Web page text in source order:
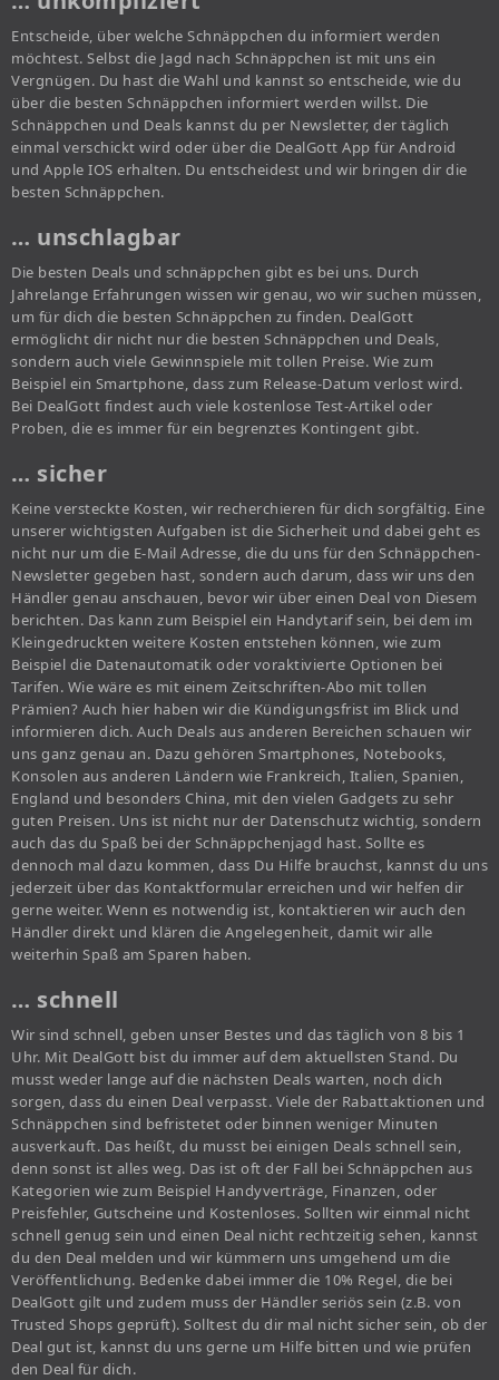
Entscheide, über welche Schnäppchen du informiert werden
möchtest. Selbst die Jagd nach Schnäppchen ist mit uns ein
Vergnügen. Du hast die Wahl und kannst so entscheide, wie du
über die besten Schnäppchen informiert werden willst. Die
Schnäppchen und Deals kannst du per Newsletter, der täglich
einmal verschickt wird oder über die DealGott App für Android
und Apple IOS erhalten. Du entscheidest und wir bringen dir die
besten Schnäppchen.
… unschlagbar
Die besten Deals und schnäppchen gibt es bei uns. Durch
Jahrelange Erfahrungen wissen wir genau, wo wir suchen müssen,
um für dich die besten Schnäppchen zu finden. DealGott
ermöglicht dir nicht nur die besten Schnäppchen und Deals,
sondern auch viele Gewinnspiele mit tollen Preise. Wie zum
Beispiel ein Smartphone, dass zum Release-Datum verlost wird.
Bei DealGott findest auch viele kostenlose Test-Artikel oder
Proben, die es immer für ein begrenztes Kontingent gibt.
… sicher
Keine versteckte Kosten, wir recherchieren für dich sorgfältig. Eine
unserer wichtigsten Aufgaben ist die Sicherheit und dabei geht es
nicht nur um die E-Mail Adresse, die du uns für den Schnäppchen-
Newsletter gegeben hast, sondern auch darum, dass wir uns den
Händler genau anschauen, bevor wir über einen Deal von Diesem
berichten. Das kann zum Beispiel ein Handytarif sein, bei dem im
Kleingedruckten weitere Kosten entstehen können, wie zum
Beispiel die Datenautomatik oder voraktivierte Optionen bei
Tarifen. Wie wäre es mit einem Zeitschriften-Abo mit tollen
Prämien? Auch hier haben wir die Kündigungsfrist im Blick und
informieren dich. Auch Deals aus anderen Bereichen schauen wir
uns ganz genau an. Dazu gehören Smartphones, Notebooks,
Konsolen aus anderen Ländern wie Frankreich, Italien, Spanien,
England und besonders China, mit den vielen Gadgets zu sehr
guten Preisen. Uns ist nicht nur der Datenschutz wichtig, sondern
auch das du Spaß bei der Schnäppchenjagd hast. Sollte es
dennoch mal dazu kommen, dass Du Hilfe brauchst, kannst du uns
jederzeit über das Kontaktformular erreichen und wir helfen dir
gerne weiter. Wenn es notwendig ist, kontaktieren wir auch den
Händler direkt und klären die Angelegenheit, damit wir alle
weiterhin Spaß am Sparen haben.
… schnell
Wir sind schnell, geben unser Bestes und das täglich von 8 bis 1
Uhr. Mit DealGott bist du immer auf dem aktuellsten Stand. Du
musst weder lange auf die nächsten Deals warten, noch dich
sorgen, dass du einen Deal verpasst. Viele der Rabattaktionen und
Schnäppchen sind befristetet oder binnen weniger Minuten
ausverkauft. Das heißt, du musst bei einigen Deals schnell sein,
denn sonst ist alles weg. Das ist oft der Fall bei Schnäppchen aus
Kategorien wie zum Beispiel Handyverträge, Finanzen, oder
Preisfehler, Gutscheine und Kostenloses. Sollten wir einmal nicht
schnell genug sein und einen Deal nicht rechtzeitig sehen, kannst
du den Deal melden und wir kümmern uns umgehend um die
Veröffentlichung. Bedenke dabei immer die 10% Regel, die bei
DealGott gilt und zudem muss der Händler seriös sein (z.B. von
Trusted Shops geprüft). Solltest du dir mal nicht sicher sein, ob der
Deal gut ist, kannst du uns gerne um Hilfe bitten und wie prüfen
den Deal für dich.